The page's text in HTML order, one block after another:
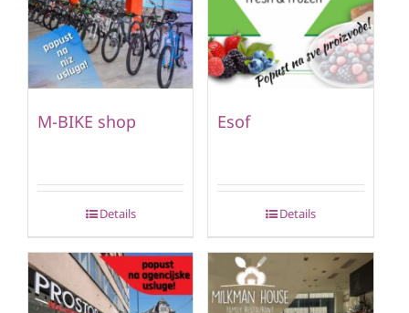
M-BIKE shop
Details
Esof
Details